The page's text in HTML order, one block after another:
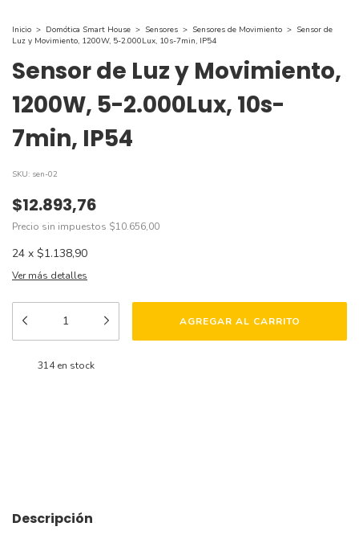
Inicio > Domótica Smart House > Sensores > Sensores de Movimiento > Sensor de
Luz y Movimiento, 1200W, 5-2.000Lux, 10s-7min, IP54
Sensor de Luz y Movimiento,
1200W, 5-2.000Lux, 10s-
7min, IP54
SKU: sen-02
$12.893,76
Precio sin impuestos $10.656,00
24 x $1.138,90
Ver más detalles
314en stock
Descripción